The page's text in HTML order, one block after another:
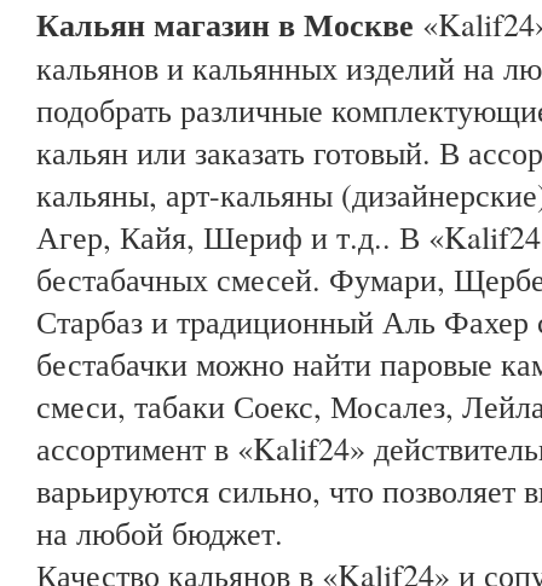
Кальян магазин в Москве
кальянов и кальянных изделий на
подобрать различные
кальян или заказать готовый. В
кальяны, арт-кальяны
Агер, Кайя, Шериф и т.д.. В
бестабачных смесей. Фумари,
Старбаз и традиционный Аль
бестабачки можно найти паровые
смеси, табаки Соекс, Мосалез,
ассортимент в «Kalif24»
варьируются сильно, что
на любой бюджет.
Качество кальянов в «Kalif24» и